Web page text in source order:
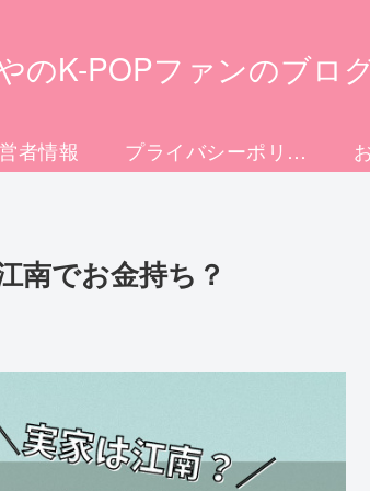
のK-POPファンのブロ
者情報 プライバシーポリシー
南でお金持ち？